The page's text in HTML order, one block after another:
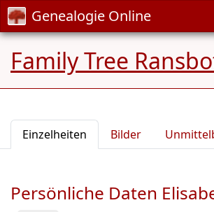
Genealogie Online
Family Tree
Einzelheiten Bilder
Persönliche Daten